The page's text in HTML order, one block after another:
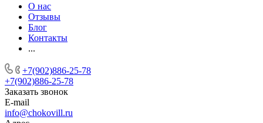
О нас
Отзывы
Блог
Контакты
...
+7(902)886-25-78
+7(902)886-25-78
Заказать звонок
E-mail
info@chokovill.ru